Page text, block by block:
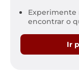
Experimente
encontrar o
Ir